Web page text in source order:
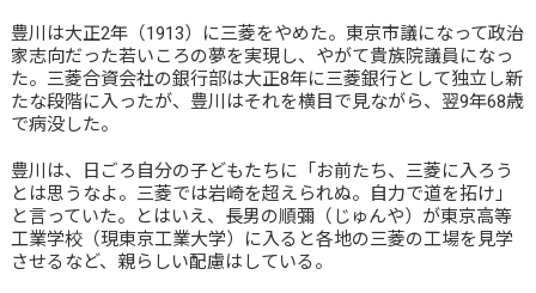
豊川は大正2年（1913）に三菱をやめた。東京市議になって政治
家志向だった若いころの夢を実現し、やがて貴族院議員になっ
た。三菱合資会社の銀行部は大正8年に三菱銀行として独立し新
たな段階に入ったが、豊川はそれを横目で見ながら、翌9年68歳
で病没した。
豊川は、日ごろ自分の子どもたちに「お前たち、三菱に入ろう
とは思うなよ。三菱では岩崎を超えられぬ。自力で道を拓け」
と言っていた。とはいえ、長男の順彌（じゅんや）が東京高等
工業学校（現東京工業大学）に入ると各地の三菱の工場を見学
させるなど、親らしい配慮はしている。